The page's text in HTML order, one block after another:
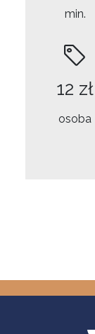
min.
12 zł
osoba